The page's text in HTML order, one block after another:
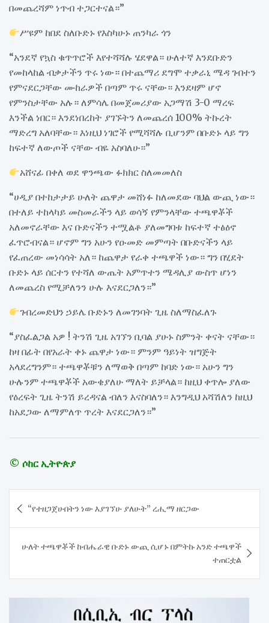
በመጨረሻም ነጥብ ተጋርተናል።”
ሥዩም ከበደ ስለቡድኑ የእስካሁኑ ጠንካራ ጎን
“አንደኛ የኳስ ቁጥጥሮች እየተሻሻሉ ሄደዋል። ሁለተኛ እንደቡድን
የመከላከል ብቃታችን ጥሩ ነው። በተጨማሪ ደግሞ ተቃራኒ ሜዳ ገብተን
የምናደርጋቸው ሙከራዎች በጣም ጥሩ ናቸው። እንደዛም ሆኖ
የምንስታቸው አሉ። ለምሳሌ በመጀመሪያው አጋማሽ 3-0 ማረፍ
እንችል ነበር። እንደነበረከት ያገኙትን ለመጨረሰ 100% ትኩረት
ማድረግ አለባቸው። እነዚህ ነገሮች የሚሻሻሉ ቢሆንም በቡድኑ ላይ ግን
ከፍተኛ ለውጦች ናቸው ብዬ አስባለሁ።”
አሸናፊ በቀለ ወደ ዋንጫው ፉክክር ስለመመለስ
“ሀዲያ በተከታታይ ሁለት ጨዋታ መሸነፉ ከለመደው ባህል ውጪ ነው።
በተለይ ተከላካይ መስመራችን ላይ ወሳኝ የምንላቸው ተጫዋቾች
አለመኖራቸው እና ቡድናችን ተሟልቶ ያለመግባቱ ከፍተኛ ተፅዕኖ
ፈጥሮብናል። ሆኖም ግን አሁን የዑመድ መምጣት በቡድናችን ላይ
የፈጠረው መነሳሳት አለ። ከጨዋታ የራቀ ተጫዋች ነው። ግን በሂደት
ቡድኑ ላይ ሰርተን የተሻለ ውጤት አምጥተን ሜዳሊያ ውስጥ ሆነን
ለመጨረስ የሚቻለንን ሁሉ እናደርጋለን።”
ገብረመድህን ኃይሌ ቡድኑን ለመገንባት ጊዜ ስለማስፈለጉ
“ያስፈልጋል አዎ ! ትንሽ ጊዜ አገኘን ቢባል ያሁኑ ስምንት ቀናት ናቸው።
ከዛ በፊት በየአራት ቀኑ ጨዋታ ነው። ምንም ዓይነት ዝግጅት
አላደረግንም። ተጫዋቾቹን ለማወቅ በጣም ከባድ ነው። አሁን ግን
ሁሉንም ተጫዋቾች አውቄያለሁ ማለት ይቻላል። ከዚህ ቀጥሎ ያለው
የዕረፍት ጊዜ ትንሽ ይረዳናል ብለን እናስባለን። እንግዲህ አሻሽለን ከዚህ
ከአደጋው ለማምለጥ ጥረት እናደርጋለን።”
© ሶከር ኢትዮጵያ
navigation
“የተዘጋጀሁበትን ነው እያገኘሁ ያለሁት” ረሒማ ዘርጋው
ሁለት ተጫዋቾች ከብሔራዊ ቡድኑ ውጪ ሲሆኑ በምትኩ አንድ ተጫዋች
ተጠርቷል